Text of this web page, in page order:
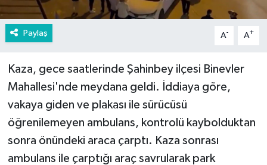
Paylaş A- A+
Kaza, gece saatlerinde Şahinbey ilçesi Binevler
Mahallesi'nde meydana geldi. İddiaya göre,
vakaya giden ve plakası ile sürücüsü
öğrenilemeyen ambulans, kontrolü kaybolduktan
sonra önündeki araca çarptı. Kaza sonrası
ambulans ile çarptığı araç savrularak park